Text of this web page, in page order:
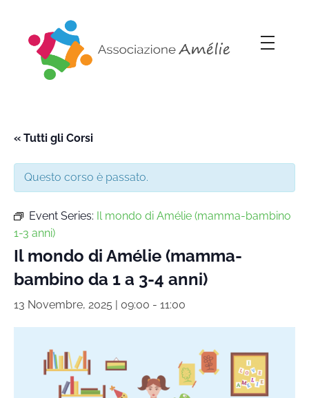
« Tutti gli Corsi
Questo corso è passato.
Event Series: Il mondo di Amélie (mamma-bambino
1-3 anni)
Il mondo di Amélie (mamma-
bambino da 1 a 3-4 anni)
13 Novembre, 2025 | 09:00 - 11:00